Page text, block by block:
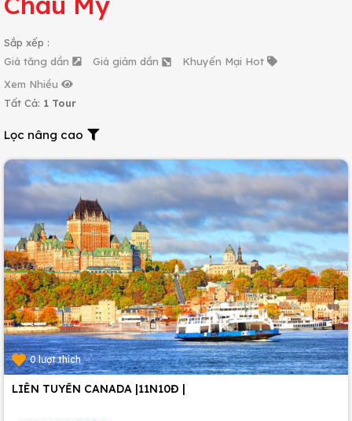
Sắp xếp :
Giá tăng dần
Giá giảm dần
Khuyến Mại Hot
Xem Nhiều
Tất Cả: 1 Tour
Lọc nâng cao
0 lượt thích
LIÊN TUYẾN CANADA |11N10Đ |